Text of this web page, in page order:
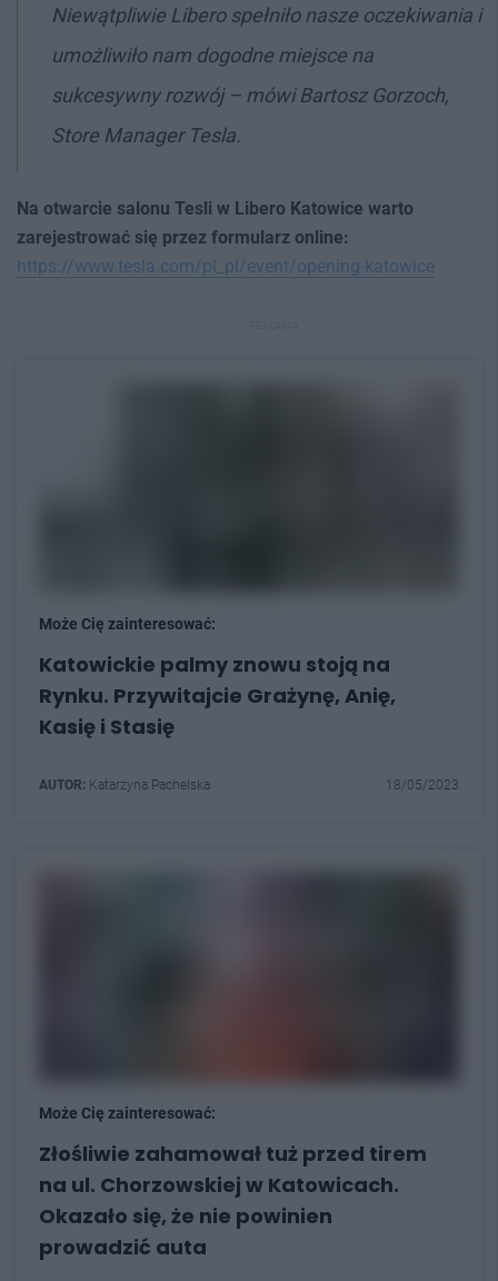
Niewątpliwie Libero spełniło nasze oczekiwania i
umożliwiło nam dogodne miejsce na
sukcesywny rozwój– mówi Bartosz Gorzoch,
Store Manager Tesla.
Na otwarcie salonu Tesli w Libero Katowice warto
zarejestrować się przez formularz online:
https://www.tesla.com/pl_pl/event/opening-katowice
Może Cię zainteresować:
Katowickie palmy znowu stoją na
Rynku. Przywitajcie Grażynę, Anię,
Kasię i Stasię
AUTOR: Katarzyna Pachelska 18/05/2023
Może Cię zainteresować:
Złośliwie zahamował tuż przed tirem
na ul. Chorzowskiej w Katowicach.
Okazało się, że nie powinien
prowadzić auta